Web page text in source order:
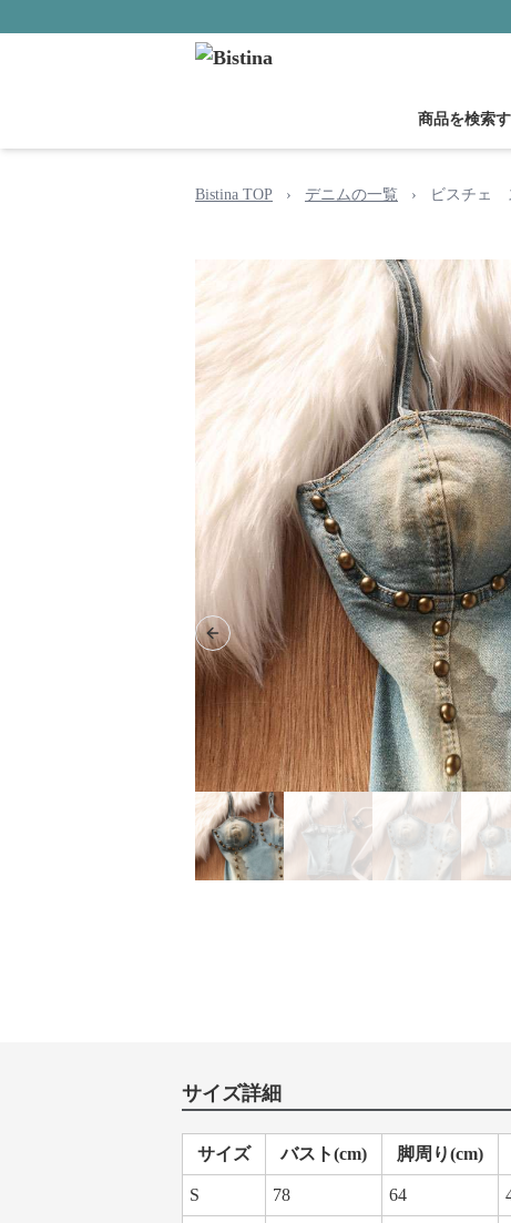
商品を検索
Bistina TOP › デニムの一覧 › ビスチェ
Previous slide
サイズ詳細
サイズ バスト(cm) 脚周り(cm)
S 78 64